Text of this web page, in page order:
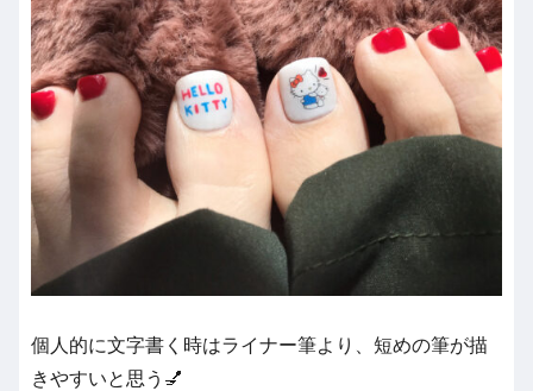
個人的に文字書く時はライナー筆より、短めの筆が描
きやすいと思う💅